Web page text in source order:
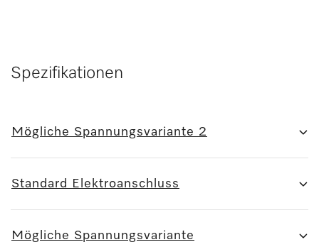
Spezifikationen
Mögliche Spannungsvariante 2
Standard Elektroanschluss
Mögliche Spannungsvariante